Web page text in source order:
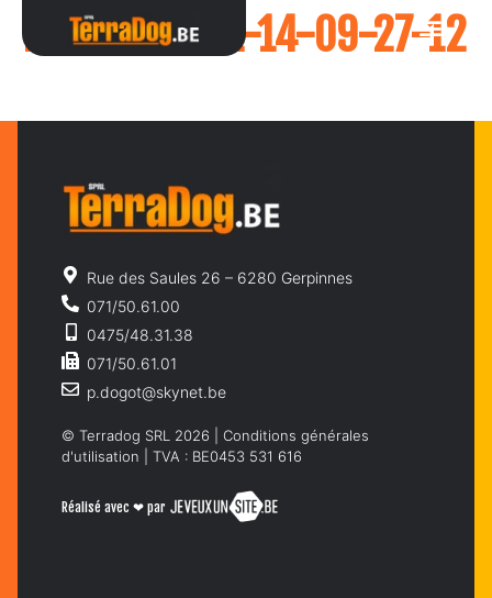
PHOTO-10-01-14-09-27-12
Rue des Saules 26 – 6280 Gerpinnes
071/50.61.00
0475/48.31.38
071/50.61.01
p.dogot@skynet.be
© Terradog SRL 2026 | Conditions générales
d'utilisation | TVA : BE0453 531 616
Réalisé avec ❤ par